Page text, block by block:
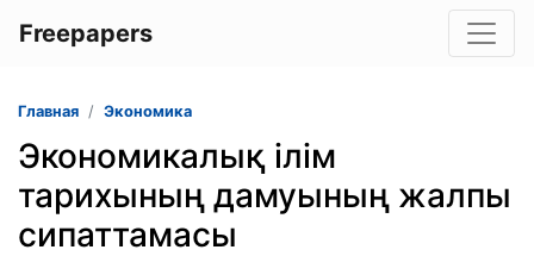
Freepapers
Главная Экономика
Экономикалық ілім
тарихының дамуының жалпы
сипаттамасы